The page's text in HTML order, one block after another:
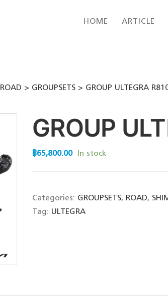
HOME ARTICLE
ROAD GROUPSETS GROUP ULTEGRA
GROUP
฿65,800.00 In stock
Categories: GROUPSETS, ROAD,
Tag: ULTEGRA